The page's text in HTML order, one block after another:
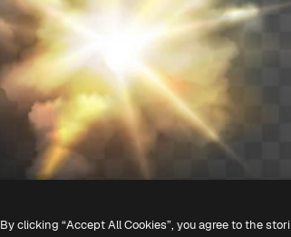
By clicking “Accept All Cookies”, you agree to the